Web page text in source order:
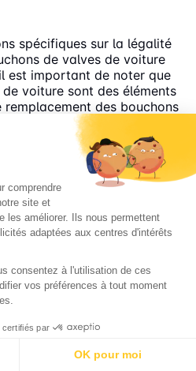
comprendre
site et
les améliorer. Ils nous permettent
adaptées aux centres d'intérêts
consentez à l'utilisation de ces
vos préférences à tout moment
certifiés par
OK pour moi
spécifiques sur la légalité
de valves de voiture
est important de noter que
voiture sont des éléments
remplacement des bouchons
personnalisées ou
comme légal tant
pas la fonctionnalité de la